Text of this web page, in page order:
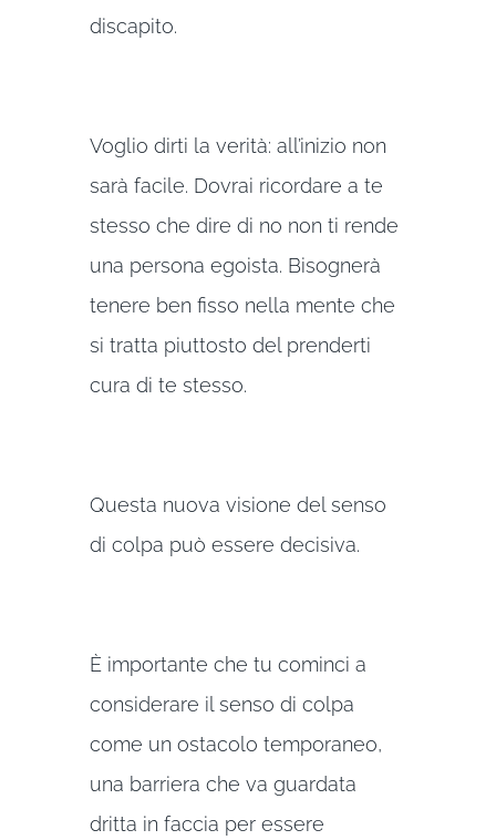
discapito.
Voglio dirti la verità: all’inizio non
sarà facile. Dovrai ricordare a te
stesso che dire di no non ti rende
una persona egoista. Bisognerà
tenere ben fisso nella mente che
si tratta piuttosto del prenderti
cura di te stesso.
Questa nuova visione del senso
di colpa può essere decisiva.
È importante che tu cominci a
considerare il senso di colpa
come un ostacolo temporaneo,
una barriera che va guardata
dritta in faccia per essere